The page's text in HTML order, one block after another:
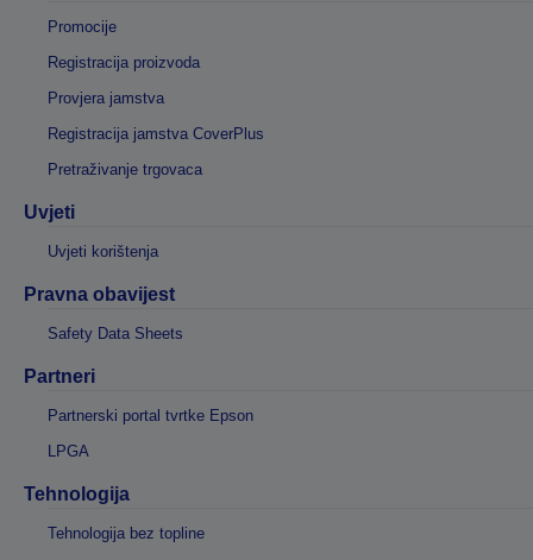
Promocije
Registracija proizvoda
Provjera jamstva
Registracija jamstva CoverPlus
Pretraživanje trgovaca
Uvjeti
Uvjeti korištenja
Pravna obavijest
Safety Data Sheets
Partneri
Partnerski portal tvrtke Epson
LPGA
Tehnologija
Tehnologija bez topline